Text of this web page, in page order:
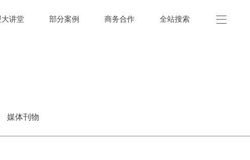
讲堂 部分案例 商务合作 全站搜索
媒体刊物